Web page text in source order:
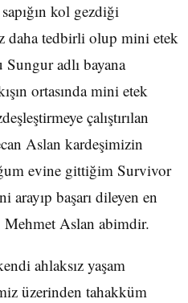
kol gezdiği
daha tedbirli olup mini etek
adlı bayana
ortasında mini etek
çalıştırılan
Aslan kardeşimizin
evine gittiğim Survivor
arayıp başarı dileyen en
Aslan abimdir.
ahlaksız yaşam
üzerinden tahakküm